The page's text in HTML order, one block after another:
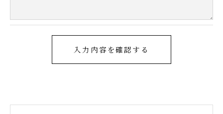
＜個人情報の開示･訂正・削除･利用停止の手続につ
当社では、お客様の個人情報の開示･訂正･削除・利
用停止の手続を定めさせて頂いております。